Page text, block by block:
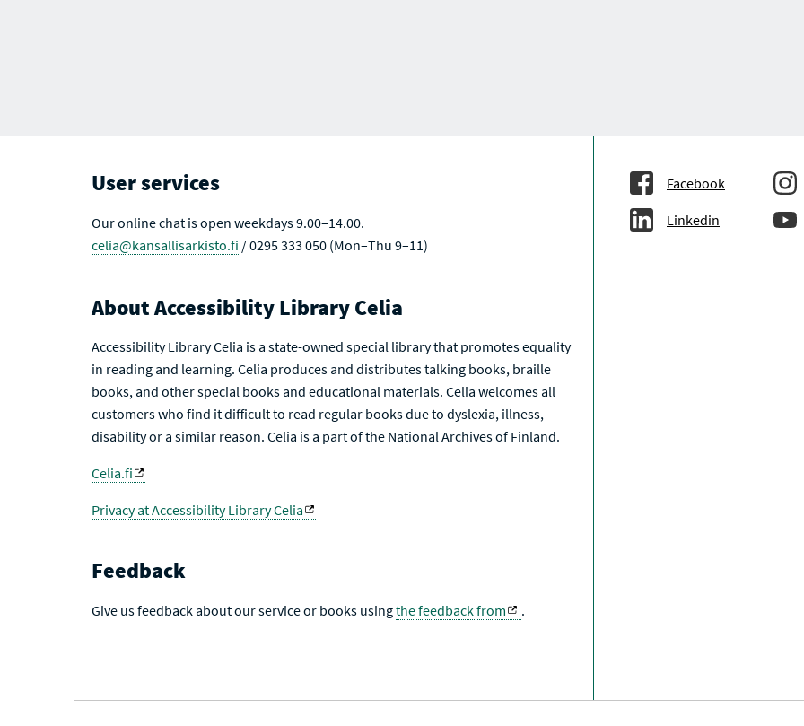
User services
Our online chat is open weekdays 9.00–14.00.
celia@kansallisarkisto.fi / 0295 333 050 (Mon–Thu 9–11)
About Accessibility Library Celia
Accessibility Library Celia is a state-owned special library that promotes equality
in reading and learning. Celia produces and distributes talking books, braille
books, and other special books and educational materials. Celia welcomes all
customers who find it difficult to read regular books due to dyslexia, illness,
disability or a similar reason. Celia is a part of the National Archives of Finland.
Celia.fi
Privacy at Accessibility Library Celia
Feedback
Give us feedback about our service or books usingthe feedback from .
Facebook
Linkedin